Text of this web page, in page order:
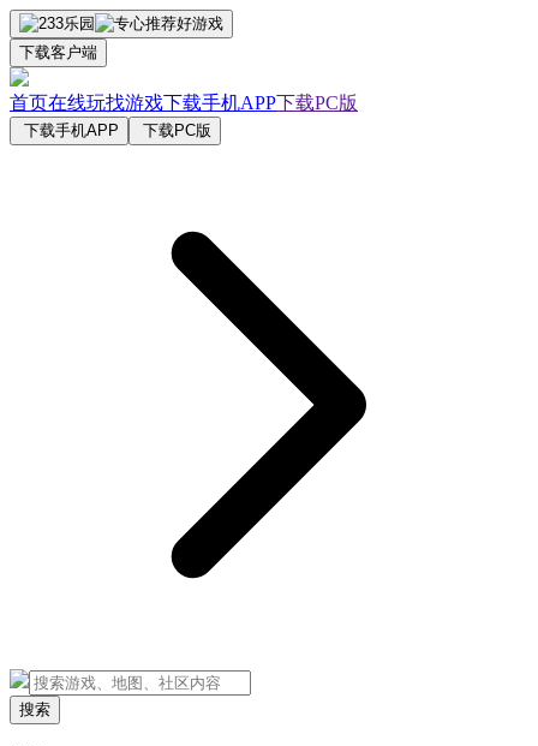
下载客户端
首页在线玩找游戏下载手机APP下载PC版
下载手机APP 下载PC版
搜索